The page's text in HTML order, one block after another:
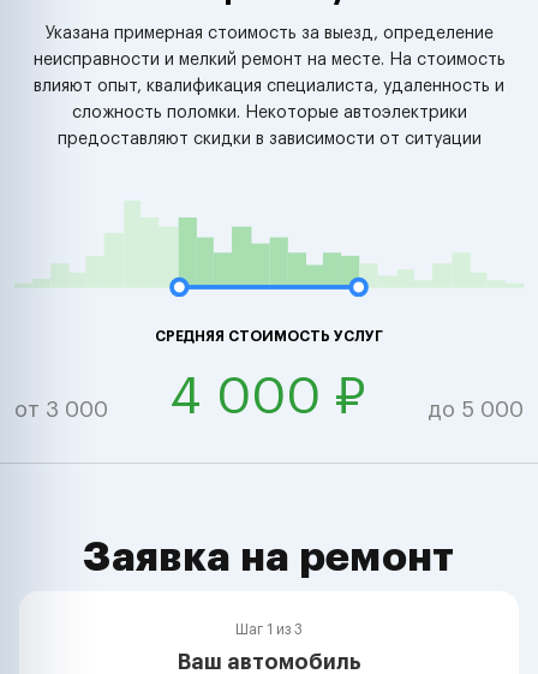
Указана примерная стоимость за выезд, определение
неисправности и мелкий ремонт на месте. На стоимость
влияют опыт, квалификация специалиста, удаленность и
сложность поломки. Некоторые автоэлектрики
предоставляют скидки в зависимости от ситуации
СРЕДНЯЯ СТОИМОСТЬ УСЛУГ
от 3 000 4 000 ₽ до 5 000
Заявка на ремонт
Шаг 1 из 3
Ваш автомобиль